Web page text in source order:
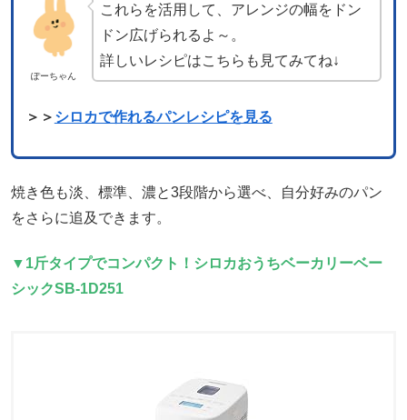
ぽーちゃん
これらを活用して、アレンジの幅をドン
ドン広げられるよ～。
詳しいレシピはこちらも見てみてね↓
＞＞ シロカで作れるパンレシピを見る
焼き色も淡、標準、濃と3段階から選べ、自分好みのパン
をさらに追及できます。
▼1斤タイプでコンパクト！シロカおうちベーカリーベー
シックSB-1D251